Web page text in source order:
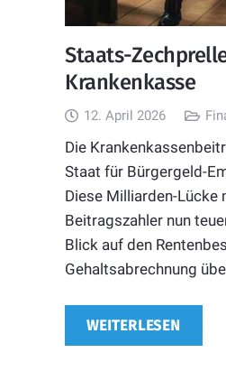
Staats-
Krankenkasse
12. April 2026
Die
Staat für Bürgergeld-
Diese Milliarden-Lücke
Beitragszahler nun
Blick auf den
Gehaltsabrechnung
WEITERLESEN